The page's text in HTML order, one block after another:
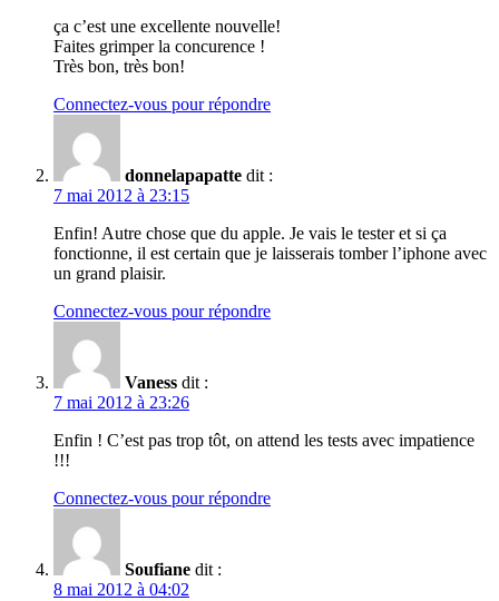
ça c’est une excellente nouvelle!
Faites grimper la concurence !
Très bon, très bon!
Connectez-vous pour répondre
donnelapapatte dit :
7 mai 2012 à 23:15
Enfin! Autre chose que du apple. Je vais le tester et si ça
fonctionne, il est certain que je laisserais tomber l’iphone avec
un grand plaisir.
Connectez-vous pour répondre
Vaness dit :
7 mai 2012 à 23:26
Enfin ! C’est pas trop tôt, on attend les tests avec impatience
!!!
Connectez-vous pour répondre
Soufiane dit :
8 mai 2012 à 04:02